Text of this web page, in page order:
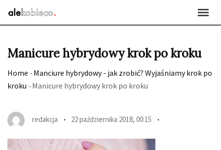
Manicure hybrydowy krok po kroku
Home -Manciure hybrydowy - jak zrobić? Wyjaśniamy krok po
kroku -Manicure hybrydowy krok po kroku
redakcja 22 października 2018, 00:15